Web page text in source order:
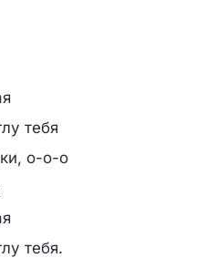
тебя
о-о-о
тебя.